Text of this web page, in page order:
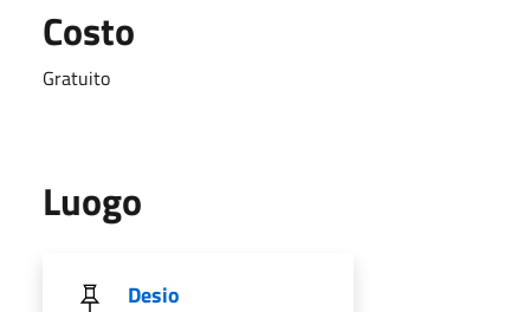
Costo
Gratuito
Luogo
Desio